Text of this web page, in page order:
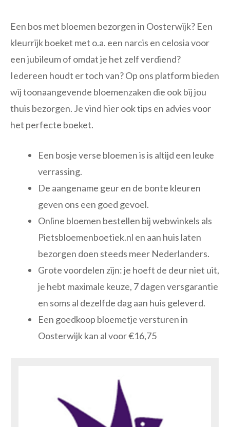
Een bos met bloemen bezorgen in Oosterwijk? Een
kleurrijk boeket met o.a. een narcis en celosia voor
een jubileum of omdat je het zelf verdiend?
Iedereen houdt er toch van? Op ons platform bieden
wij toonaangevende bloemenzaken die ook bij jou
thuis bezorgen. Je vind hier ook tips en advies voor
het perfecte boeket.
Een bosje verse bloemen is is altijd een leuke
verrassing.
De aangename geur en de bonte kleuren
geven ons een goed gevoel.
Online bloemen bestellen bij webwinkels als
Pietsbloemenboetiek.nl en aan huis laten
bezorgen doen steeds meer Nederlanders.
Grote voordelen zijn: je hoeft de deur niet uit,
je hebt maximale keuze, 7 dagen versgarantie
en soms al dezelfde dag aan huis geleverd.
Een goedkoop bloemetje versturen in
Oosterwijk kan al voor €16,75